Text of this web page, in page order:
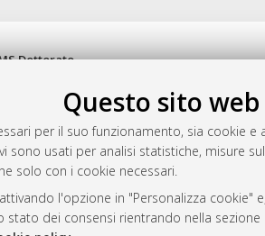
Questo sito
per il suo funzionamento, sia cookie
usati per analisi statistiche, misure
solo con i cookie necessari.
l'opzione in "Personalizza
stato dei consensi rientrando nella
Dottorato
implementato e gestito daAlmaDL
Cookie
sulla privacy
d’uso del sito